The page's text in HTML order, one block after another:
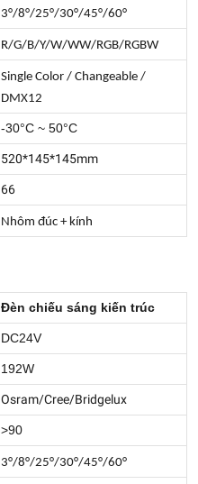
3°/8°/25°/30°/45°/60°
R/G/B/Y/W/WW/RGB/RGBW
Single Color / Changeable /
DMX12
-30°C ~ 50°C
520*145*145mm
66
Nhôm đúc + kính
Đèn chiếu sáng kiến trúc
DC24V
192W
Osram/Cree/Bridgelux
>90
3°/8°/25°/30°/45°/60°